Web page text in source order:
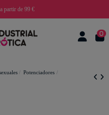
partir de 99 €
0
Potenciadores